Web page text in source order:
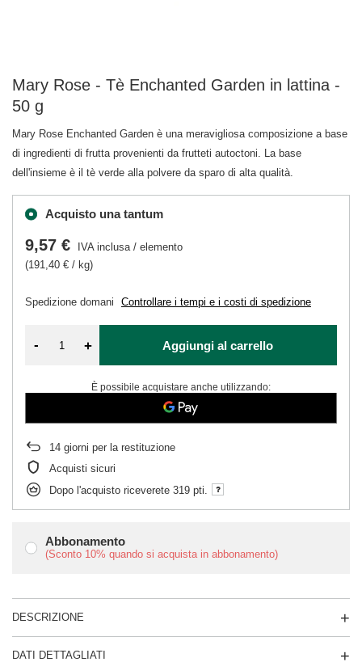
Mary Rose - Tè Enchanted Garden in lattina -
50 g
Mary Rose Enchanted Garden è una meravigliosa composizione a base
di ingredienti di frutta provenienti da frutteti autoctoni. La base
dell'insieme è il tè verde alla polvere da sparo di alta qualità.
Acquisto una tantum
Abbonamento
(Sconto 10% quando si acquista in abbonamento)
Spedizione domani Controllare i tempi e i costi di spedizione
9,57 € IVA inclusa/ elemento
(191,40 € / kg)
- + Aggiungi al carrello
È possibile acquistare anche utilizzando:
14 giorni per la restituzione
Acquisti sicuri
Dopo l'acquisto riceverete 319 pti.
DESCRIZIONE
DATI DETTAGLIATI